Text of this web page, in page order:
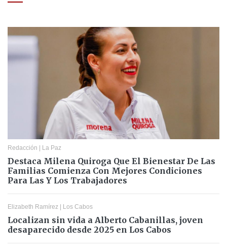
Redacción La Paz
Destaca Milena Quiroga Que El Bienestar De Las
Familias Comienza Con Mejores Condiciones
Para Las Y Los Trabajadores
Elizabeth Ramírez Los Cabos
Localizan sin vida a Alberto Cabanillas, joven
desaparecido desde 2025 en Los Cabos